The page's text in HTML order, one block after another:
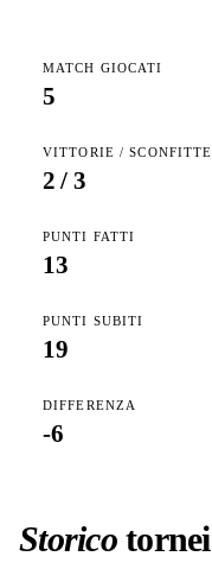
MATCH GIOCATI
5
VITTORIE / SCONFITTE
2 / 3
PUNTI FATTI
13
PUNTI SUBITI
19
DIFFERENZA
-6
Storicotornei